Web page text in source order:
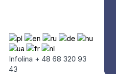
Infolina + 48 68 320 93
43